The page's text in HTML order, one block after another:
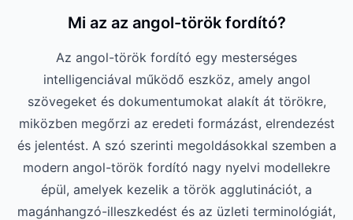
Mi az az angol-török fordító?
Az angol-török fordító egy mesterséges
intelligenciával működő eszköz, amely angol
szövegeket és dokumentumokat alakít át törökre,
miközben megőrzi az eredeti formázást, elrendezést
és jelentést. A szó szerinti megoldásokkal szemben a
modern angol-török fordító nagy nyelvi modellekre
épül, amelyek kezelik a török agglutinációt, a
magánhangzó-illeszkedést és az üzleti terminológiát,